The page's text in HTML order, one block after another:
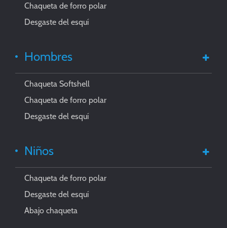
Chaqueta de forro polar
Desgaste del esquí
Hombres
Chaqueta Softshell
Chaqueta de forro polar
Desgaste del esquí
Niños
Chaqueta de forro polar
Desgaste del esquí
Abajo chaqueta